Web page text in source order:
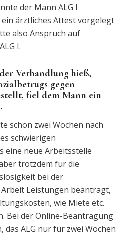
der Mann ALG I
ärztliches Attest vorgelegt
also Anspruch auf
I.
Verhandlung hieß,
gegen
fiel dem Mann ein
schon zwei Wochen nach
schwierigen
eine neue Arbeitsstelle
trotzdem für die
bei der
Leistungen beantragt,
wie Miete etc.
Bei der Online-Beantragung
das ALG nur für zwei Wochen